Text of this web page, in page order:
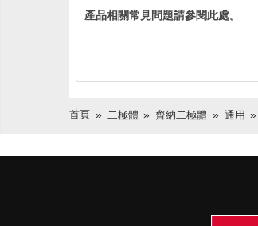
產品相關常見問題請參閱此處。
首頁 二極體 齊納二極體 通用